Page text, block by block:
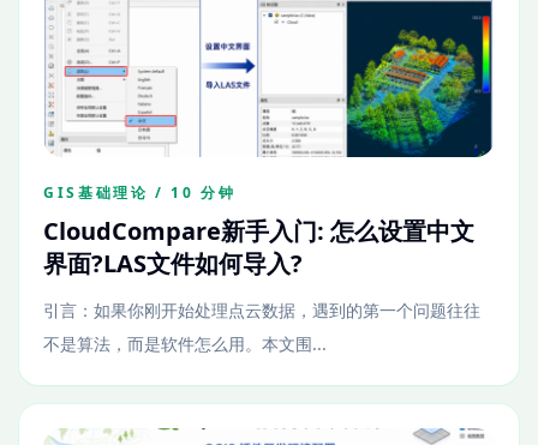
GIS基础理论 / 10 分钟
CloudCompare新手入门: 怎么设置中文
界面?LAS文件如何导入?
引言：如果你刚开始处理点云数据，遇到的第一个问题往往
不是算法，而是软件怎么用。本文围...